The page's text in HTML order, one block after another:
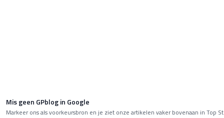
Mis geen GPblog in Google
Markeer ons als voorkeursbron en je ziet onze artikelen vaker bovenaan in Top